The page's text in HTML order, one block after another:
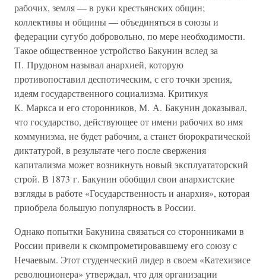
рабочих, земля — в руки крестьянских общин;
коллективы и общины — объединяться в союзы и
федерации сугубо добровольно, по мере необходимости.
Такое общественное устройство Бакунин вслед за
П. Прудоном называл анархией, которую
противопоставил деспотическим, с его точки зрения,
идеям государственного социализма. Критикуя
К. Маркса и его сторонников, М. А. Бакунин доказывал,
что государство, действующее от имени рабочих во имя
коммунизма, не будет рабочим, а станет бюрократической
диктатурой, в результате чего после свержения
капитализма может возникнуть новый эксплуататорский
строй. В 1873 г. Бакунин обобщил свои анархистские
взгляды в работе «Государственность и анархия», которая
приобрела большую популярность в России.
Однако попытки Бакунина связаться со сторонниками в
России привели к скомпрометировавшему его союзу с
Нечаевым. Этот студенческий лидер в своем «Катехизисе
революционера» утверждал, что для организации